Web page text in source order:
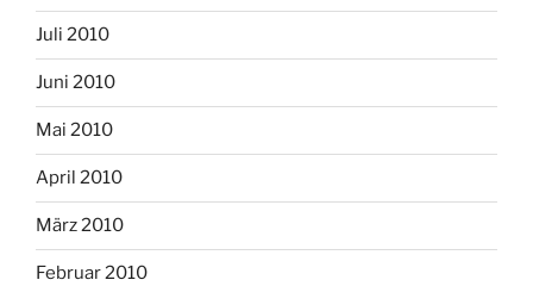
Juli 2010
Juni 2010
Mai 2010
April 2010
März 2010
Februar 2010